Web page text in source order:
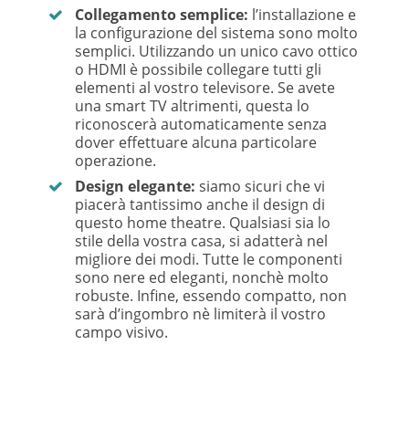
Collegamento semplice: l’installazione e
la configurazione del sistema sono molto
semplici. Utilizzando un unico cavo ottico
o HDMI è possibile collegare tutti gli
elementi al vostro televisore. Se avete
una smart TV altrimenti, questa lo
riconoscerà automaticamente senza
dover effettuare alcuna particolare
operazione.
Design elegante:siamo sicuri che vi
piacerà tantissimo anche il design di
questo home theatre. Qualsiasi sia lo
stile della vostra casa, si adatterà nel
migliore dei modi. Tutte le componenti
sono nere ed eleganti, nonchè molto
robuste. Infine, essendo compatto, non
sarà d’ingombro nè limiterà il vostro
campo visivo.